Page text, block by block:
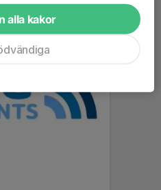
alla kakor